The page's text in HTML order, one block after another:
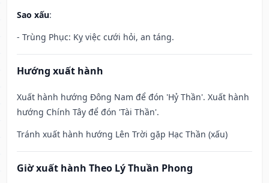
Sao xấu:
- Trùng Phục: Kỵ việc cưới hỏi, an táng.
Hướng xuất hành
Xuất hành hướng Đông Nam để đón 'Hỷ Thần'. Xuất hành
hướng Chính Tây để đón 'Tài Thần'.
Tránh xuất hành hướng Lên Trời gặp Hạc Thần (xấu)
Giờ xuất hành Theo Lý Thuần Phong